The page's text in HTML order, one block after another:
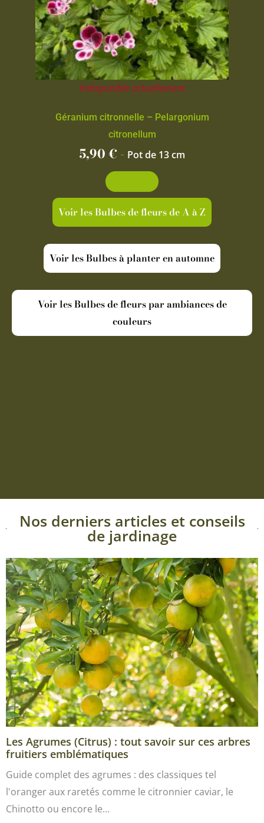
Indisponible actuellement
Géranium citronnelle – Pelargonium
citronellum
5,90€ - Pot de 13 cm
Voir les Bulbes de fleurs de A à Z
Voir les Bulbes à planter en automne
Voir les Bulbes de fleurs par ambiances de
couleurs
Nos derniers articles et conseils
de jardinage
Les Agrumes (Citrus) : tout savoir sur ces arbres
fruitiers emblématiques
Guide complet des agrumes : des classiques tel
l'oranger aux raretés comme le citronnier caviar, le
Chinotto ou encore le…